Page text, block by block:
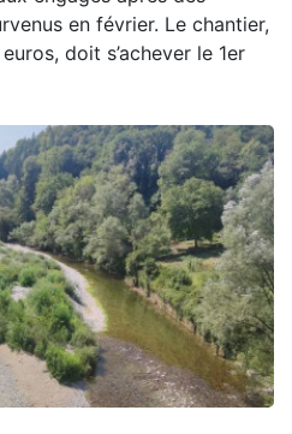
en février. Le chantier,
doit s’achever le 1er